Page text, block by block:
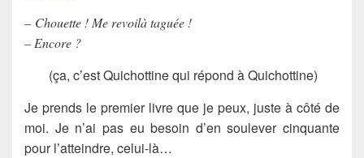
– Chouette ! Me revoilà taguée !
– Encore ?
(ça, c’est Quichottine qui répond à Quichottine)
Je prends le premier livre que je peux, juste à côté de
moi. Je n’ai pas eu besoin d’en soulever cinquante
pour l’atteindre, celui-là…